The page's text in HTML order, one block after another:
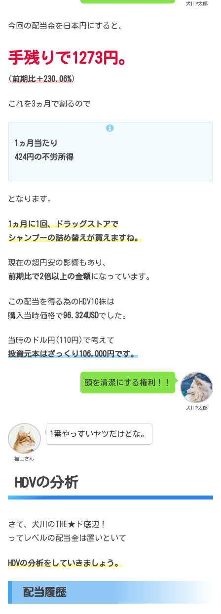
犬川P太郎
今回の配当金を日本円にすると、
手残りで1273円。
(前期比＋230.06%)
これを3ヵ月で割るので
1ヵ月当たり
424円の不労所得
となります。
1ヵ月に1回、ドラッグストアで
シャンプーの詰め替えが買えますね。
現在の超円安の影響もあり、
前期比で2倍以上の金額になっています。
この配当を得る為のHDV10株は
購入当時価格で96.324USDでした。
当時のドル円(110円)で考えて
投資元本はざっくり106,000円です。
犬川P太郎
頭を清潔にする権利！！
猫山さん
1番やっすいヤツだけどな。
HDVの分析
さて、犬川のTHE★ド底辺！
ってレベルの配当金は置いといて
HDVの分析をしていきましょう。
配当履歴